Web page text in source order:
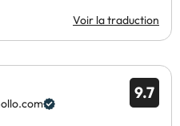
Voir la traduction
9.7